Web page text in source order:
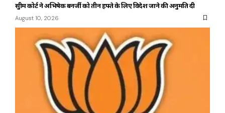
सुप्रीम कोर्ट ने अभिषेक बनर्जी को तीन हफ्ते के लिए विदेश जाने की अनुमति दी
August 10, 2026